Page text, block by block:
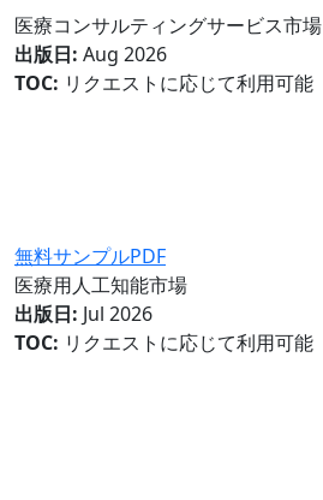
医療コンサルティングサービス市場
出版日: Aug 2026
TOC: リクエストに応じて利用可能
無料サンプルPDF
医療用人工知能市場
出版日: Jul 2026
TOC: リクエストに応じて利用可能